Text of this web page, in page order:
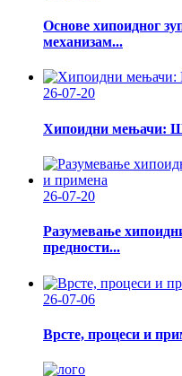
Основе хипоидног
механизам...
26-07-20
Хипоидни мењачи:
26-07-20
Разумевање
предности...
26-07-06
Врсте, процеси и